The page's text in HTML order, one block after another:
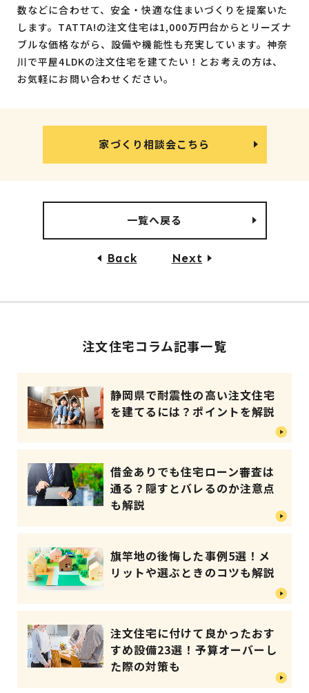
数などに合わせて、安全・快適な住まいづくりを提案いた
します。TATTA!の注文住宅は1,000万円台からとリーズナ
ブルな価格ながら、設備や機能性も充実しています。神奈
川で平屋4LDKの注文住宅を建てたい！とお考えの方は、
お気軽にお問い合わせください。
家づくり相談会こちら
Back
一覧へ戻る
Next
注文住宅コラム記事一覧
静岡県で耐震性の高い注文住宅
を建てるには？ポイントを解説
借金ありでも住宅ローン審査は
通る？隠すとバレるのか注意点
も解説
旗竿地の後悔した事例5選！メ
リットや選ぶときのコツも解説
注文住宅に付けて良かったおす
すめ設備23選！予算オーバーし
た際の対策も